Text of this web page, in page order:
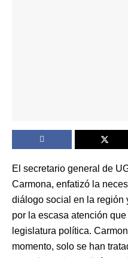
El secretario general de
Carmona, enfatizó la
diálogo social en la región
por la escasa atención
legislatura política.
momento, solo se han